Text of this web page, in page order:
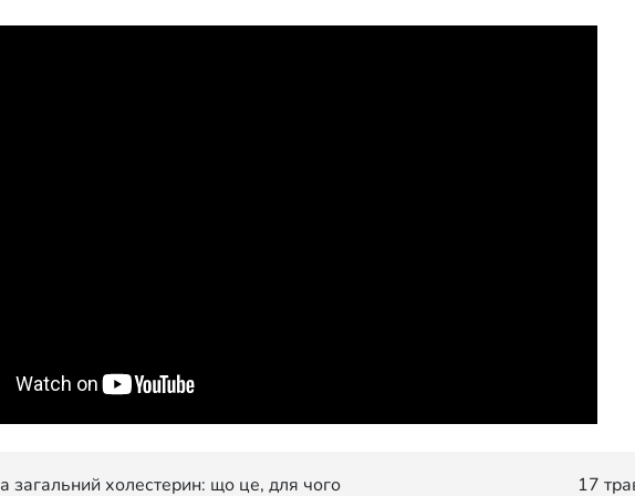
загальний холестерин: що це, для чого 17